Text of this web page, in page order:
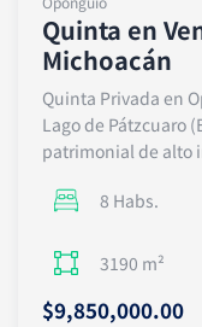
a
t
s
a
p
p
Quinta en
Michoacán
Quinta Privada en
Lago de Pátzcuaro
patrimonial de alto
8 Habs.
3190 m²
$9,850,000.00